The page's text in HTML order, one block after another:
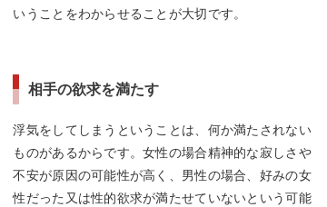
いうことをわからせることが大切です。
相手の欲求を満たす
浮気をしてしまうということは、何か満たされない
ものがあるからです。女性の場合精神的な寂しさや
不安が原因の可能性が高く、男性の場合、好みの女
性だった又は性的欲求が満たせていないという可能